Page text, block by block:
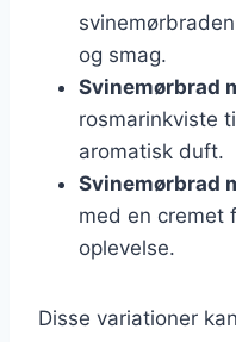
og smag.
Svinemørbrad
rosmarinkviste
aromatisk duft.
Svinemørbrad
med en cremet
oplevelse.
Disse variationer